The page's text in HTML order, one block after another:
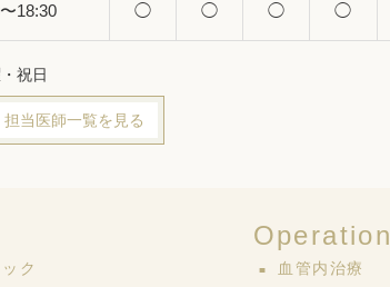
18:30
◯ ◯ ◯ ◯
祝日
当医師一覧を見る
ク
Operation
血管内治療